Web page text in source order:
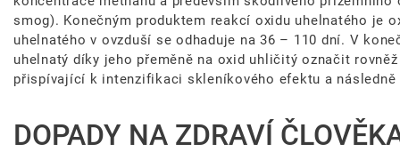
smog). Konečným produktem reakcí oxidu uhelnatého je
uhelnatého v ovzduší se odhaduje na 36 – 110 dní. V
uhelnatý díky jeho přeměně na oxid uhličitý označit
přispívající k intenzifikaci skleníkového efektu a
DOPADY NA ZDRAVÍ